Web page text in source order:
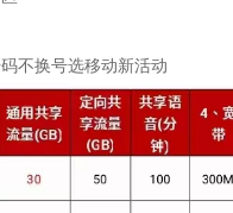
不换号选移动新活动